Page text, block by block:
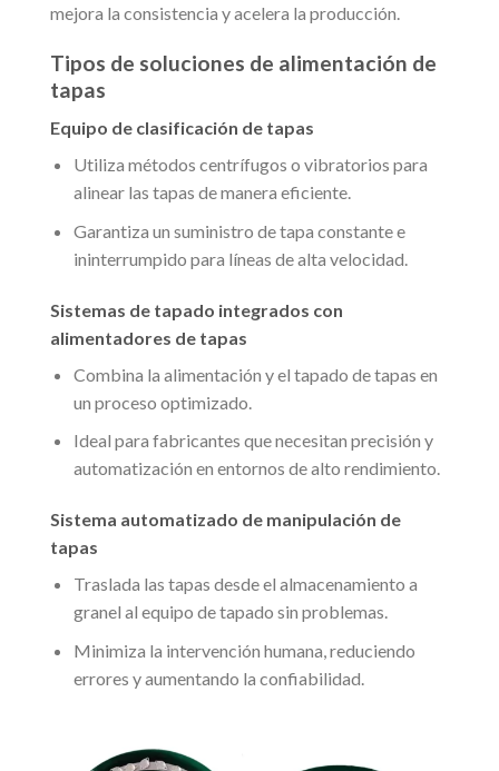
mejora la consistencia y acelera la producción.
Tipos de soluciones de alimentación de
tapas
Equipo de clasificación de tapas
Utiliza métodos centrífugos o vibratorios para
alinear las tapas de manera eficiente.
Garantiza un suministro de tapa constante e
ininterrumpido para líneas de alta velocidad.
Sistemas de tapado integrados con
alimentadores de tapas
Combina la alimentación y el tapado de tapas en
un proceso optimizado.
Ideal para fabricantes que necesitan precisión y
automatización en entornos de alto rendimiento.
Sistema automatizado de manipulación de
tapas
Traslada las tapas desde el almacenamiento a
granel al equipo de tapado sin problemas.
Minimiza la intervención humana, reduciendo
errores y aumentando la confiabilidad.